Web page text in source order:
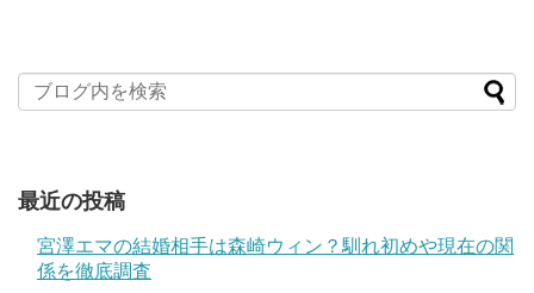
最近の投稿
宮澤エマの結婚相手は森崎ウィン？馴れ初めや現在の関
係を徹底調査